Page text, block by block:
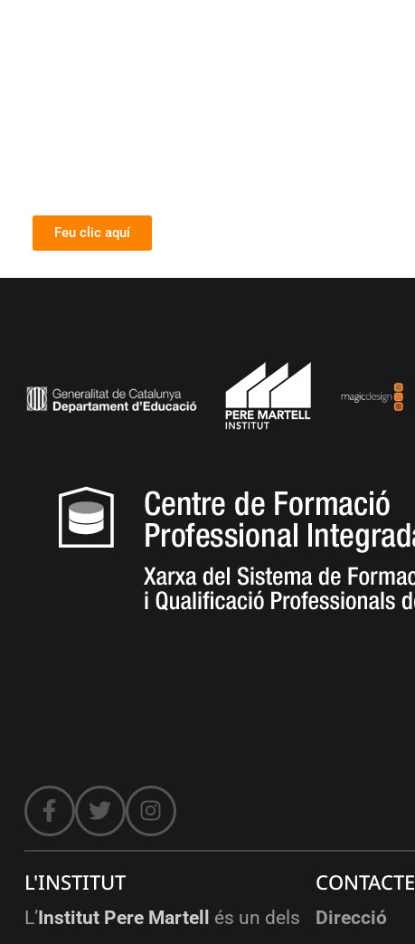
Feu clic aquí
L'INSTITUT
L’Institut Pere Martell
és un dels
CONTACTE
Direcció